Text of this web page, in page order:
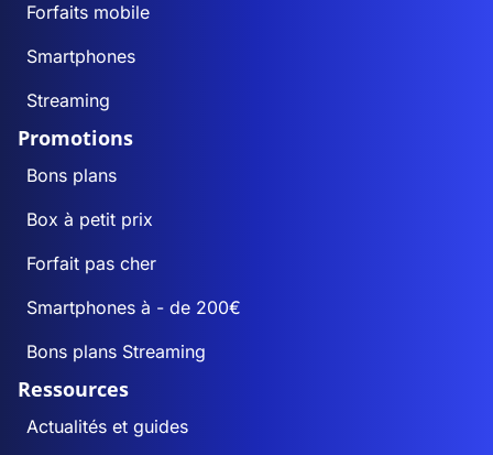
Forfaits mobile
Smartphones
Streaming
Promotions
Bons plans
Box à petit prix
Forfait pas cher
Smartphones à - de 200€
Bons plans Streaming
Ressources
Actualités et guides